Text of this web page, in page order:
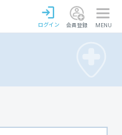
ログイン 会員登録 MENU